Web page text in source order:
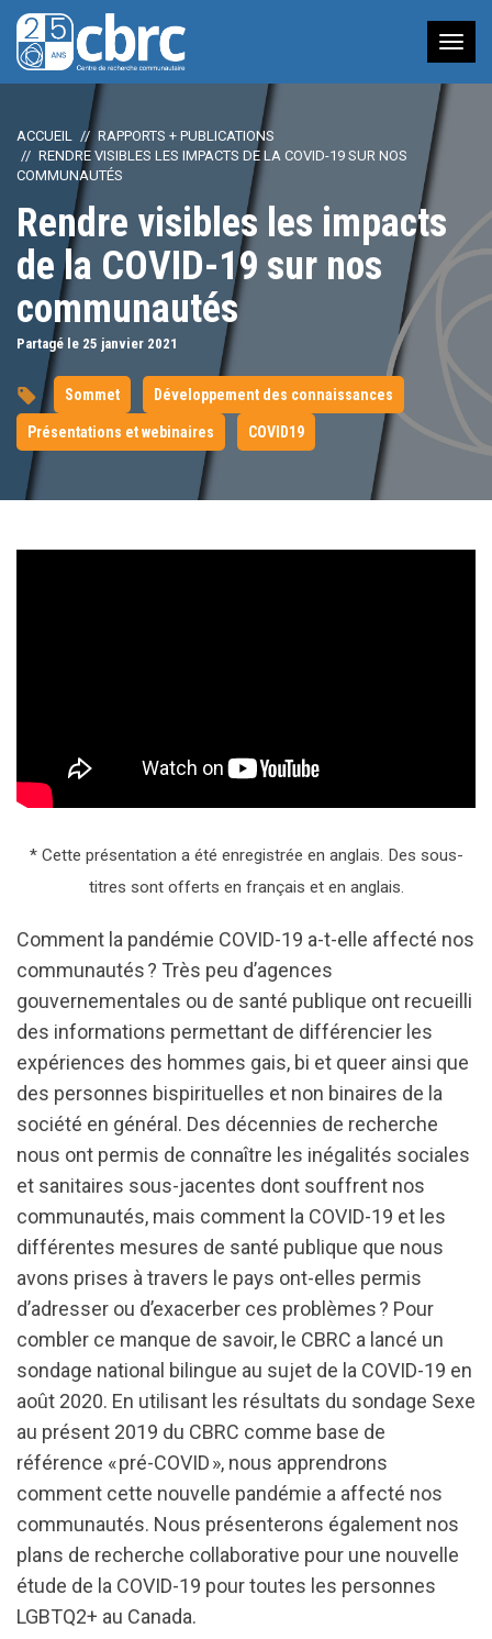
à
ACCUEIL
RAPPORTS + PUBLICATIONS
RENDRE VISIBLES LES IMPACTS DE LA COVID-19 SUR NOS
COMMUNAUTÉS
Rendre visibles les impacts
de la COVID-19 sur nos
communautés
Partagé le 25 janvier 2021
Sommet Développement des connaissances
Présentations et webinaires COVID19
* Cette présentation a été enregistrée en anglais. Des sous-
titres sont offerts en français et en anglais.
Comment la pandémie COVID-19 a-t-elle affecté nos
communautés ? Très peu d’agences
gouvernementales ou de santé publique ont recueilli
des informations permettant de différencier les
expériences des hommes gais, bi et queer ainsi que
des personnes bispirituelles et non binaires de la
société en général. Des décennies de recherche
nous ont permis de connaître les inégalités sociales
et sanitaires sous-jacentes dont souffrent nos
communautés, mais comment la COVID-19 et les
différentes mesures de santé publique que nous
avons prises à travers le pays ont-elles permis
d’adresser ou d’exacerber ces problèmes ? Pour
combler ce manque de savoir, le CBRC a lancé un
sondage national bilingue au sujet de la COVID-19 en
août 2020. En utilisant les résultats du sondage Sexe
au présent 2019 du CBRC comme base de
référence « pré-COVID », nous apprendrons
comment cette nouvelle pandémie a affecté nos
communautés. Nous présenterons également nos
plans de recherche collaborative pour une nouvelle
étude de la COVID-19 pour toutes les personnes
LGBTQ2+ au Canada.